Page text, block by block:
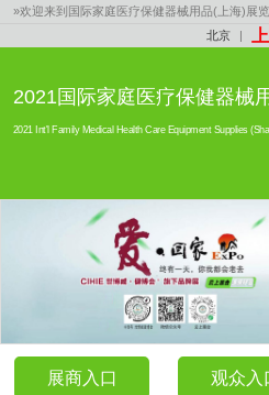
»欢迎来到国际家庭医疗保健器械用品(上海)展览
北京
|
2021国际家庭医疗保健器械
2021 Int'l Family Medical Health Care Equipment Supplies
展商入口 观众入